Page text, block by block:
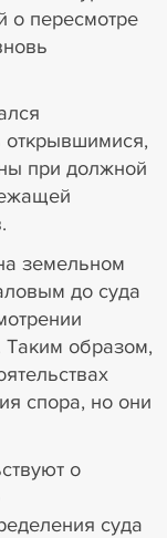
о пересмотре
при должной
земельном
до суда
Таким образом,
спора, но они
о
суда